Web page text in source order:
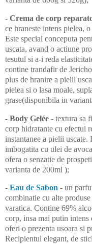
- Crema de corp
ce hraneste intens pielea,
Este special conceputa
uscata, avand o actiune
tesutul si a-i reda
contine trandafir de
plus de hranire a pielii
pielea si o lasa moale,
grase(disponibila in
- Body Gelée - textura sa
corp hidratante cu efectul
instantanee a pielii uscate.
imbogatita cu ulei de
ofera o senzatie de
varianta de 200ml );
- Eau de Sabon - un
combinatie cu alte
varatica. Contine 69%
corp, insa mai putin
oferi o prezenta usoara si
Recipientul elegant, de